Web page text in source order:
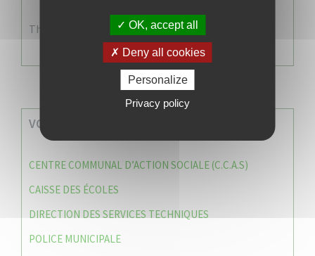
There are no events
VOS SERVICES MUNICIPAUX
CENTRE COMMUNAL D’ACTION SOCIALE (C.C.A.S)
CAISSE DES ÉCOLES
DIRECTION DES SERVICES TECHNIQUES
POLICE MUNICIPALE
OK, accept all
Deny all cookies
Personalize
Privacy policy